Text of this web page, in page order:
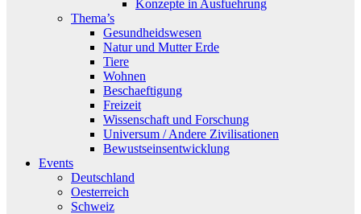
Konzepte in Ausfuehrung
Thema’s
Gesundheidswesen
Natur und Mutter Erde
Tiere
Wohnen
Beschaeftigung
Freizeit
Wissenschaft und Forschung
Universum / Andere Zivilisationen
Bewustseinsentwicklung
Events
Deutschland
Oesterreich
Schweiz